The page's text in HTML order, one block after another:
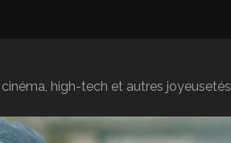
high-tech et autres joyeusetés